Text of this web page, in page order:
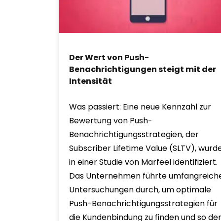
Der Wert von Push-
Benachrichtigungen steigt mit der
Intensität
Was passiert: Eine neue Kennzahl zur
Bewertung von Push-
Benachrichtigungsstrategien, der
Subscriber Lifetime Value (SLTV),
in einer Studie von Marfeel identifiziert.
Das Unternehmen führte
Untersuchungen durch, um optimale
Push-Benachrichtigungsstrategien für
die Kundenbindung zu finden und so